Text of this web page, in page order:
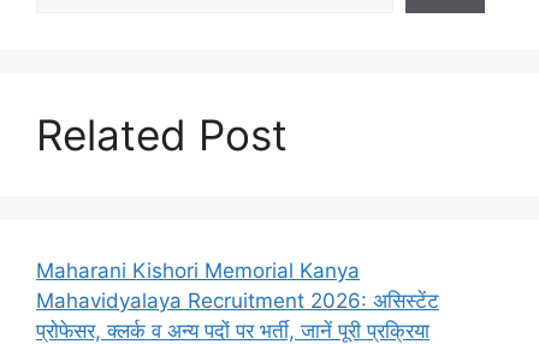
Related Post
Maharani Kishori Memorial Kanya
Mahavidyalaya Recruitment 2026: असिस्टेंट
प्रोफेसर, क्लर्क व अन्य पदों पर भर्ती, जानें पूरी प्रक्रिया